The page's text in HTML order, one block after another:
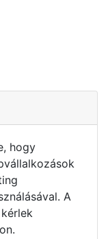
hogy
A